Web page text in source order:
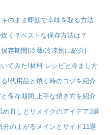
のまま即効で辛味を取る方法
く？ベストな保存方法は？
存期間[冷蔵/冷凍別に紹介]
てみた!材料 レシピと冷まし方
!代用品と焼く時のコツを紹介
保存期間,上手な焼き方を紹介
直しとリメイクのアイデア3選
の上がるメインとサイド11選